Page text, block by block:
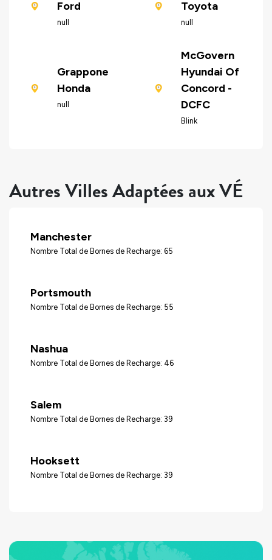
Ford
null
Toyota
null
Grappone
Honda
null
McGovern
Hyundai Of
Concord -
DCFC
Blink
Autres Villes Adaptées aux VÉ
Manchester
Nombre Total de Bornes de Recharge: 65
Portsmouth
Nombre Total de Bornes de Recharge: 55
Nashua
Nombre Total de Bornes de Recharge: 46
Salem
Nombre Total de Bornes de Recharge: 39
Hooksett
Nombre Total de Bornes de Recharge: 39